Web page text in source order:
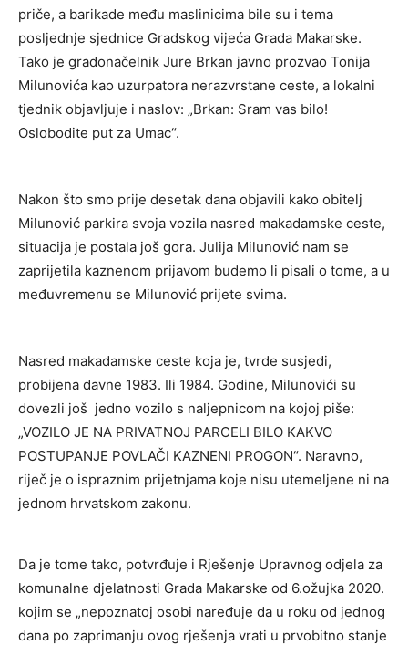
priče, a barikade među maslinicima bile su i tema
posljednje sjednice Gradskog vijeća Grada Makarske.
Tako je gradonačelnik Jure Brkan javno prozvao Tonija
Milunovića kao uzurpatora nerazvrstane ceste, a lokalni
tjednik objavljuje i naslov: „Brkan: Sram vas bilo!
Oslobodite put za Umac“.
Nakon što smo prije desetak dana objavili kako obitelj
Milunović parkira svoja vozila nasred makadamske ceste,
situacija je postala još gora. Julija Milunović nam se
zaprijetila kaznenom prijavom budemo li pisali o tome, a u
međuvremenu se Milunović prijete svima.
Nasred makadamske ceste koja je, tvrde susjedi,
probijena davne 1983. Ili 1984. Godine, Milunovići su
dovezli još jedno vozilo s naljepnicom na kojoj piše:
„VOZILO JE NA PRIVATNOJ PARCELI BILO KAKVO
POSTUPANJE POVLAČI KAZNENI PROGON“. Naravno,
riječ je o ispraznim prijetnjama koje nisu utemeljene ni na
jednom hrvatskom zakonu.
Da je tome tako, potvrđuje i Rješenje Upravnog odjela za
komunalne djelatnosti Grada Makarske od 6.ožujka 2020.
kojim se „nepoznatoj osobi naređuje da u roku od jednog
dana po zaprimanju ovog rješenja vrati u prvobitno stanje